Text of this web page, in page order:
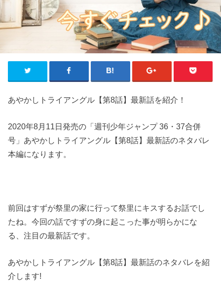
あやかしトライアングル【第8話】最新話を紹介！
2020年8月11日発売の「週刊少年ジャンプ 36・37合併
号」あやかしトライアングル【第8話】最新話のネタバレ
本編になります。
前回はすずが祭里の家に行って祭里にキスするお話でし
たね。今回の話ですずの身に起こった事が明らかにな
る、注目の最新話です。
あやかしトライアングル【第8話】最新話のネタバレを紹
介します!